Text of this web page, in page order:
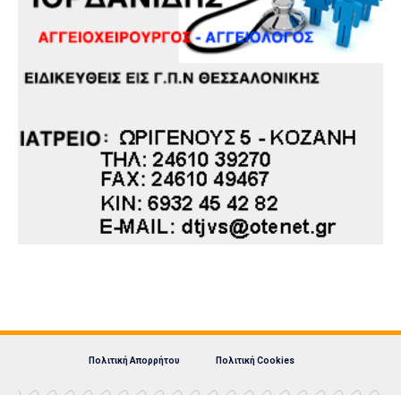
Πολιτική Απορρήτου Πολιτική Cookies